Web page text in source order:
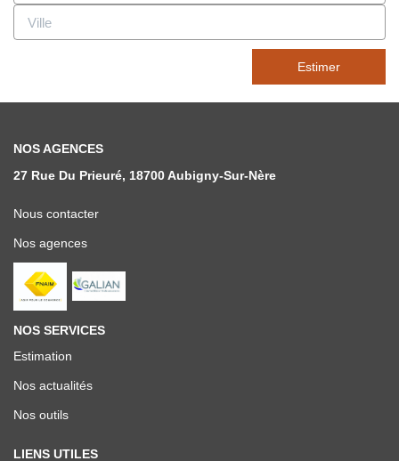
Estimer
NOS AGENCES
27 Rue Du Prieuré, 18700 Aubigny-Sur-Nère
Nous contacter
Nos agences
NOS SERVICES
Estimation
Nos actualités
Nos outils
LIENS UTILES